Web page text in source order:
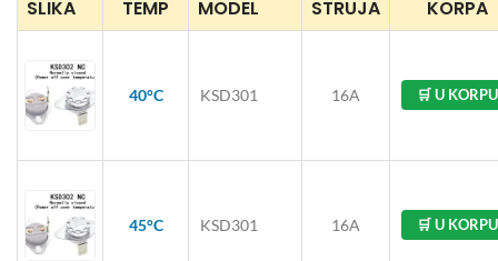
SLIKA TEMP MODEL STRUJA KORPA
40°C KSD301 16A 🛒 U KORPU
45°C KSD301 16A 🛒 U KORPU